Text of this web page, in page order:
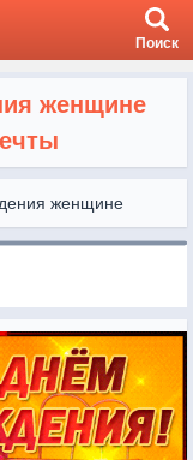
Поиск
женщине
женщине